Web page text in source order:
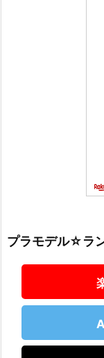
プラモデル☆ラ